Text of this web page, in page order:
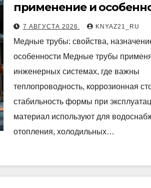
применение и
выбора
7 АВГУСТА 2026 KNYAZ21_RU
Медные трубы: свойства,
особенности Медные трубы
инженерных системах, где важны
теплопроводность, коррозионная
стабильность формы при
материал используют для
отопления, холодильных…